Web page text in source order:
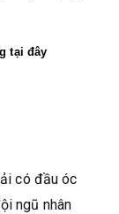
tại đây
có đầu óc
ngũ nhân